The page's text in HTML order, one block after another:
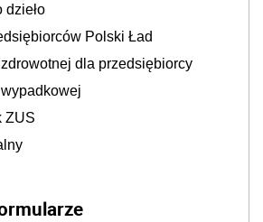
dzieło
Polski Ład
dla przedsiębiorcy
ZUS